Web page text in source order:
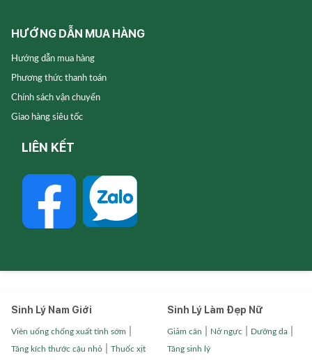
HƯỚNG DẪN MUA HÀNG
Hướng dẫn mua hàng
Phương thức thanh toán
Chính sách vận chuyển
Giao hàng siêu tốc
LIÊN KẾT
Sinh Lý Nam Giới
Viên uống chống xuất tinh sớm
Tăng kích thước cậu nhỏ| Thuốc xịt
Sinh Lý Làm Đẹp Nữ
Giảm cân Nở ngực Dưỡng da|
Tăng sinh lý